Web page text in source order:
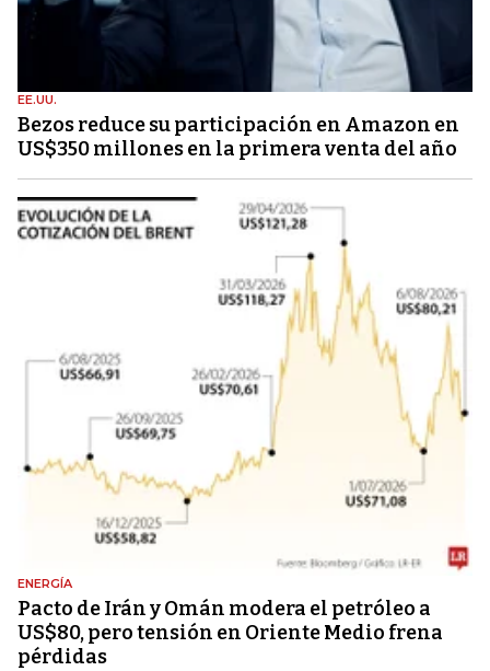
EE.UU.
Bezos reduce su participación en Amazon en
US$350 millones en la primera venta del año
ENERGÍA
Pacto de Irán y Omán modera el petróleo a
US$80, pero tensión en Oriente Medio frena
pérdidas